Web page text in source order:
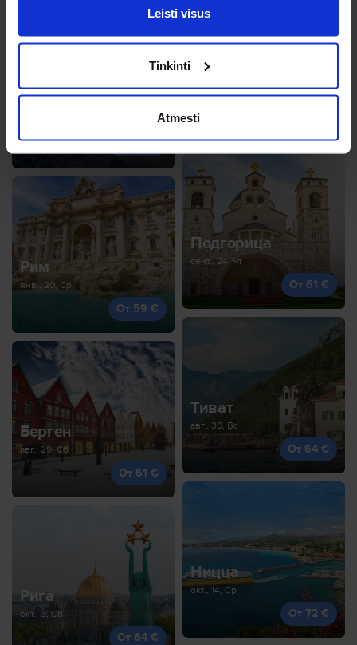
Leisti visus
Tinkinti
Atmesti
Барселона
От 55 €
нояб., 8, Вс
Рим
янв., 20, Ср
От 59 €
Подгорица
сент., 24, Чт
От 61 €
Берген
авг., 29, Сб
От 61 €
Тиват
авг., 30, Вс
От 64 €
Рига
окт., 3, Сб
От 64 €
Ницца
окт., 14, Ср
От 72 €